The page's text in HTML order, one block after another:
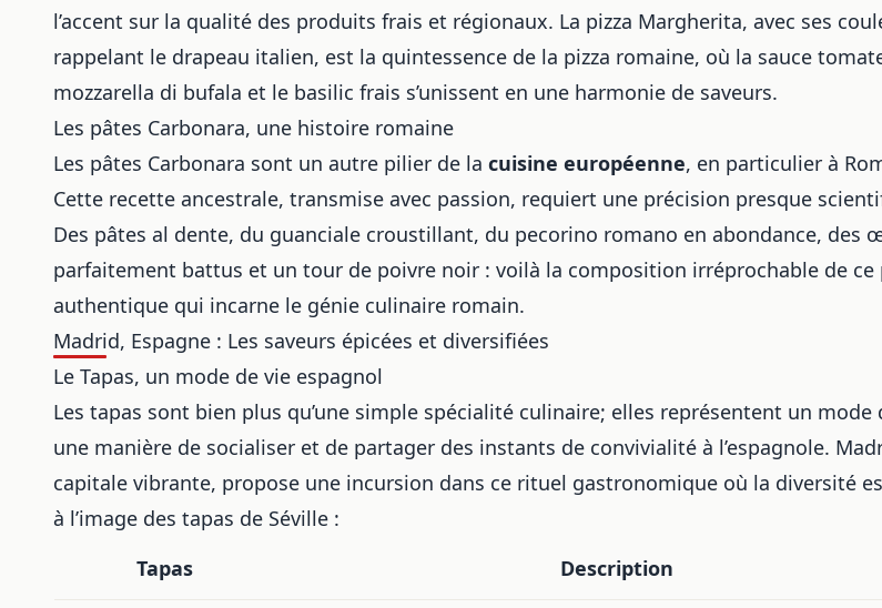
l’accent sur la qualité des produits frais et régionaux. La pizza Margherita, avec ses
rappelant le drapeau italien, est la quintessence de la pizza romaine, où la sauce
mozzarella di bufala et le basilic frais s’unissent en une harmonie de saveurs.
Les pâtes Carbonara, une histoire romaine
Les pâtes Carbonara sont un autre pilier de la cuisine européenne, en particulier à
Cette recette ancestrale, transmise avec passion, requiert une précision presque
Des pâtes al dente, du guanciale croustillant, du pecorino romano en abondance, des
parfaitement battus et un tour de poivre noir : voilà la composition irréprochable de ce
authentique qui incarne le génie culinaire romain.
Madrid, Espagne : Les saveurs épicées et diversifiées
Le Tapas, un mode de vie espagnol
Les tapas sont bien plus qu’une simple spécialité culinaire; elles représentent un mode
une manière de socialiser et de partager des instants de convivialité à l’espagnole.
capitale vibrante, propose une incursion dans ce rituel gastronomique où la diversité
à l’image des tapas de Séville :
Tapas
Description